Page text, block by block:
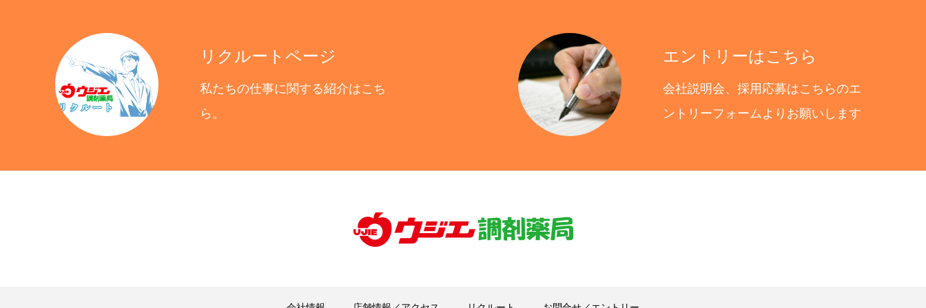
リクルートページ
私たちの仕事に関する紹介はこち
ら。
エントリーはこちら
会社説明会、採用応募はこちらのエ
ントリーフォームよりお願いします